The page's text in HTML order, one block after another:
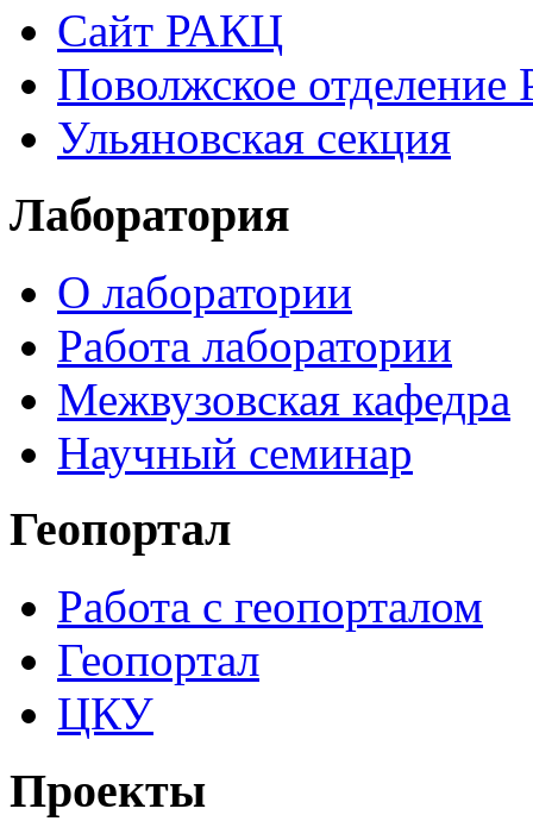
Сайт РАКЦ
Поволжское
Ульяновская секция
Лаборатория
О лаборатории
Работа лаборатории
Межвузовская кафедра
Научный семинар
Геопортал
Работа с геопорталом
Геопортал
ЦКУ
Проекты